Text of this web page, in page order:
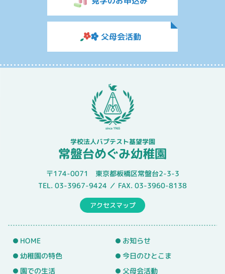
父母会活動
学校法人バプテスト基望学園
常盤台めぐみ幼稚園
〒174-0071 東京都板橋区常盤台2-3-3
TEL. 03-3967-9424 ／ FAX. 03-3960-8138
アクセスマップ
HOME
幼稚園の特色
園での生活
お知らせ
今日のひとこま
父母会活動